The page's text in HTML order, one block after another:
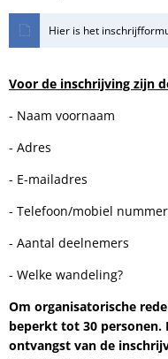
Hier is het
Voor de inschrijving zijn
- Naam voornaam
- Adres
- E-mailadres
- Telefoon/mobiel nummer
- Aantal deelnemers
- Welke wandeling?
Om organisatorische
beperkt tot 30 personen.
ontvangst van de